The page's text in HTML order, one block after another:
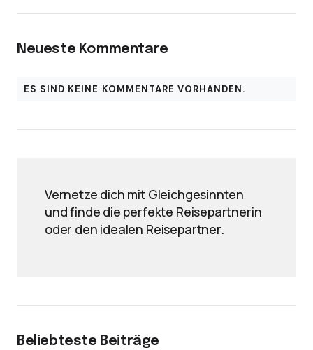
Neueste Kommentare
ES SIND KEINE KOMMENTARE VORHANDEN.
Vernetze dich mit Gleichgesinnten
und finde die perfekte Reisepartnerin
oder den idealen Reisepartner.
Beliebteste Beiträge